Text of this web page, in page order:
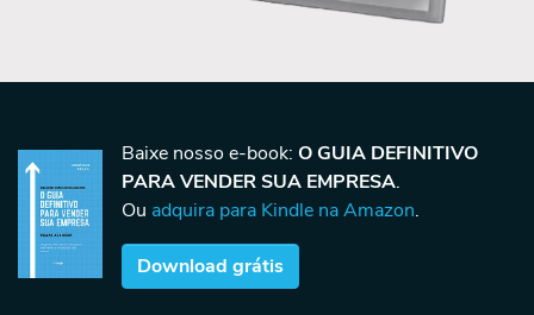
Baixe nosso e-book: O GUIA DEFINITIVO
PARA VENDER SUA EMPRESA.
Ou adquira para Kindle na Amazon.
Download grátis